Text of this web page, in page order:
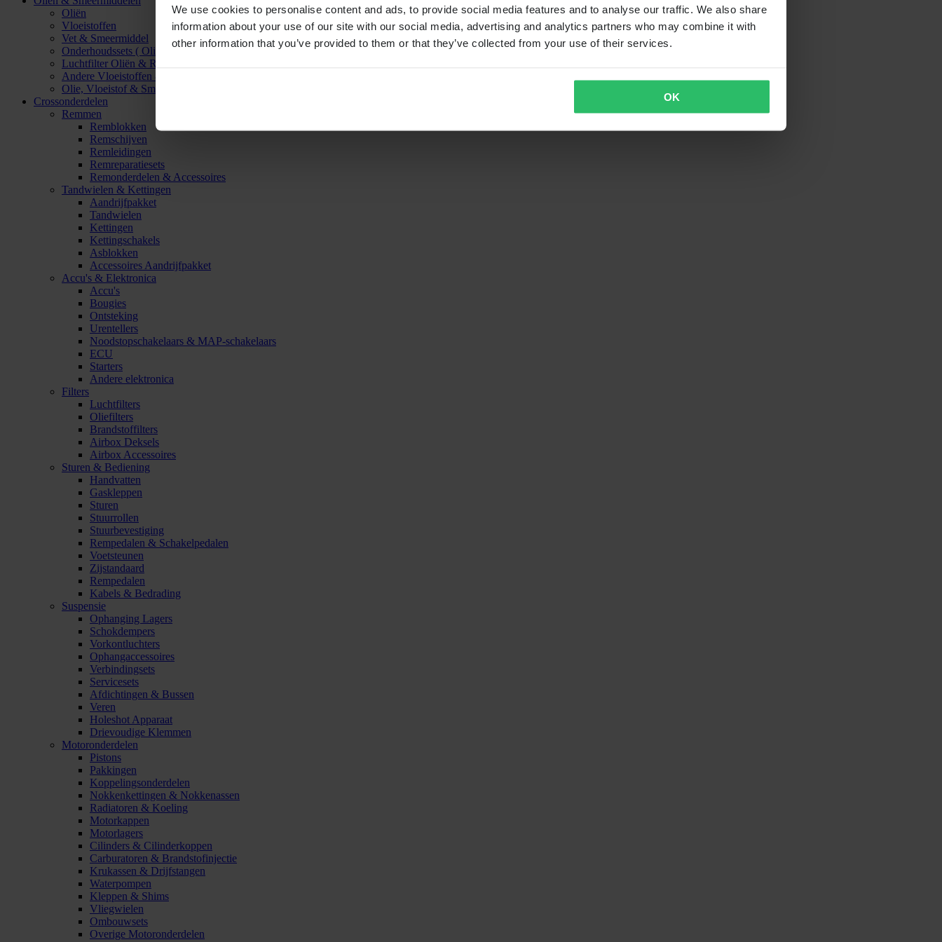
We use cookies to personalise content and ads, to provide social media features and to analyse our traffic. We also share
information about your use of our site with our social media, advertising and analytics partners who may combine it with
other information that you’ve provided to them or that they’ve collected from your use of their services.
OK
Oliën
Vloeistoffen
Vet & Smeermiddel
Onderhoudssets ( Olie & Filter)
Luchtfilter Oliën & Reinigers
Andere Vloeistoffen & Smeermiddelen
Olie, Vloeistof & Smeermiddel Accessoires
Crossonderdelen
Remmen
Remblokken
Remschijven
Remleidingen
Remreparatiesets
Remonderdelen & Accessoires
Tandwielen & Kettingen
Aandrijfpakket
Tandwielen
Kettingen
Kettingschakels
Asblokken
Accessoires Aandrijfpakket
Accu's & Elektronica
Accu's
Bougies
Ontsteking
Urentellers
Noodstopschakelaars & MAP-schakelaars
ECU
Starters
Andere elektronica
Filters
Luchtfilters
Oliefilters
Brandstoffilters
Airbox Deksels
Airbox Accessoires
Sturen & Bediening
Handvatten
Gaskleppen
Sturen
Stuurrollen
Stuurbevestiging
Rempedalen & Schakelpedalen
Voetsteunen
Zijstandaard
Rempedalen
Kabels & Bedrading
Suspensie
Ophanging Lagers
Schokdempers
Vorkontluchters
Ophangaccessoires
Verbindingsets
Servicesets
Afdichtingen & Bussen
Veren
Holeshot Apparaat
Drievoudige Klemmen
Motoronderdelen
Pistons
Pakkingen
Koppelingsonderdelen
Nokkenkettingen & Nokkenassen
Radiatoren & Koeling
Motorkappen
Motorlagers
Cilinders & Cilinderkoppen
Carburatoren & Brandstofinjectie
Krukassen & Drijfstangen
Waterpompen
Kleppen & Shims
Vliegwielen
Ombouwsets
Overige Motoronderdelen